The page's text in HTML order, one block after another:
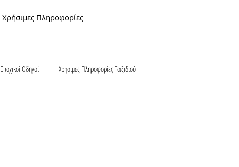
Χρήσιμες Πληροφορίες
Εποχικοί Οδηγοί Χρήσιμες Πληροφορίες Ταξιδιού